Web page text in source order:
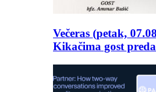
Večeras (petak,
Kikačima gost